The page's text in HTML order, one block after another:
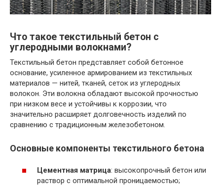
Что такое текстильный бетон с
углеродными волокнами?
Текстильный бетон представляет собой бетонное
основание, усиленное армированием из текстильных
материалов — нитей, тканей, сеток из углеродных
волокон. Эти волокна обладают высокой прочностью
при низком весе и устойчивы к коррозии, что
значительно расширяет долговечность изделий по
сравнению с традиционным железобетоном.
Основные компоненты текстильного бетона
Цементная матрица: высокопрочный бетон или
раствор с оптимальной проницаемостью;